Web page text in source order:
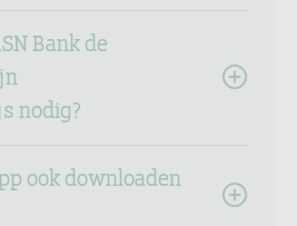
Bank de
nodig?
ook downloaden